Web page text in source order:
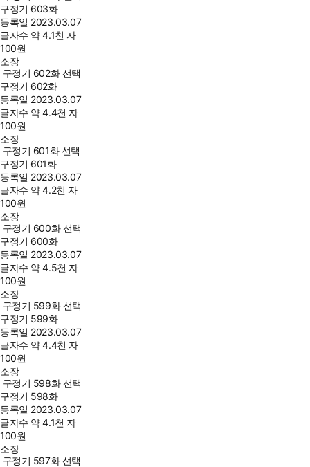
구정기 603화
등록일 2023.03.07
글자수 약 4.1천 자
100원
소장
구정기 602화 선택
구정기 602화
등록일 2023.03.07
글자수 약 4.4천 자
100원
소장
구정기 601화 선택
구정기 601화
등록일 2023.03.07
글자수 약 4.2천 자
100원
소장
구정기 600화 선택
구정기 600화
등록일 2023.03.07
글자수 약 4.5천 자
100원
소장
구정기 599화 선택
구정기 599화
등록일 2023.03.07
글자수 약 4.4천 자
100원
소장
구정기 598화 선택
구정기 598화
등록일 2023.03.07
글자수 약 4.1천 자
100원
소장
구정기 597화 선택